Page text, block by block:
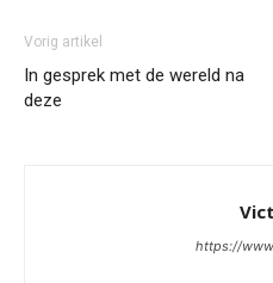
Vorig artikel
In gesprek met de wereld na
deze
https://